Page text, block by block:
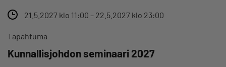
21.5.2027 klo 11:00 – 22.5.2027 klo 23:00
Tapahtuma
Kunnallisjohdon seminaari 2027